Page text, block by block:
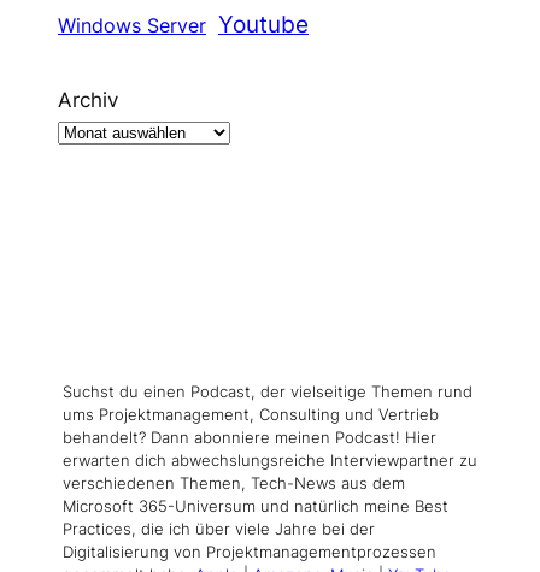
Windows Server Youtube
Archiv
Suchst du einen Podcast, der vielseitige Themen rund
ums Projektmanagement, Consulting und Vertrieb
behandelt? Dann abonniere meinen Podcast! Hier
erwarten dich abwechslungsreiche Interviewpartner zu
verschiedenen Themen, Tech-News aus dem
Microsoft 365-Universum und natürlich meine Best
Practices, die ich über viele Jahre bei der
Digitalisierung von Projektmanagementprozessen